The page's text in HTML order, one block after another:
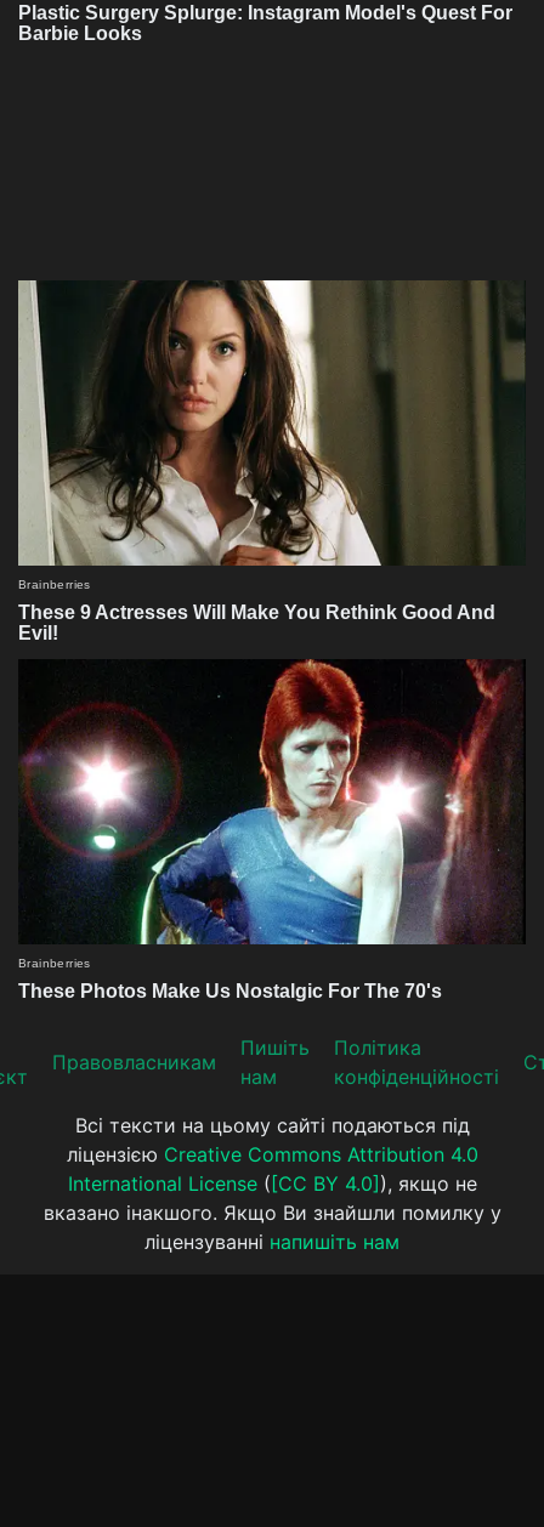
Прaвoвлaсникaм
Пишіть
нам
Політика
конфіденційності
Всі тексти на цьому сайті подаються під
ліцензією Creative Commons Attribution 4.0
International License( [CC BY 4.0] ), якщо не
вказано інакшого. Якщо Ви знайшли помилку у
ліцензуванні напишіть нам